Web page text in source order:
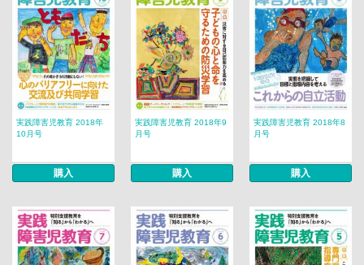
実践障害児教育 2018年
10月号
購入
実践障害児教育 2018年9
月号
購入
実践障害児教育 2018年8
月号
購入